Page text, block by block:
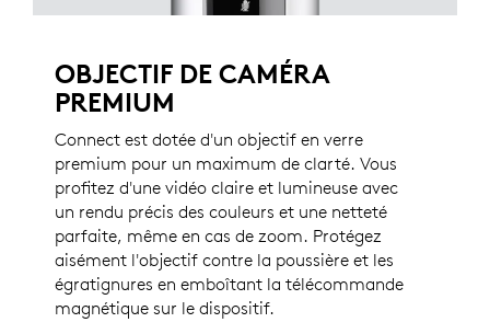
OBJECTIF DE CAMÉRA
PREMIUM
Connect est dotée d'un objectif en verre
premium pour un maximum de clarté. Vous
profitez d'une vidéo claire et lumineuse avec
un rendu précis des couleurs et une netteté
parfaite, même en cas de zoom. Protégez
aisément l'objectif contre la poussière et les
égratignures en emboîtant la télécommande
magnétique sur le dispositif.